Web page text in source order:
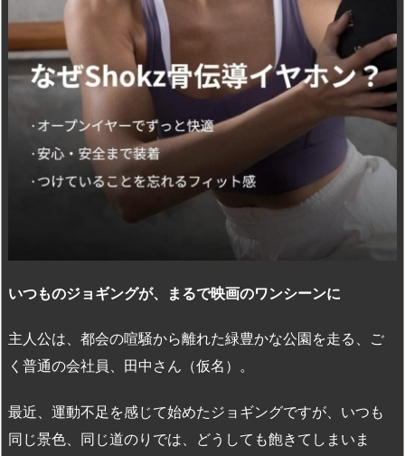
いつものジョギングが、まるで映画のワンシーンに
主人公は、都会の喧騒から離れた緑豊かな公園を走る、ご
く普通の会社員、田中さん（仮名）。
最近、運動不足を感じて始めたジョギングですが、いつも
同じ景色、同じ道のりでは、どうしても飽きてしまいま